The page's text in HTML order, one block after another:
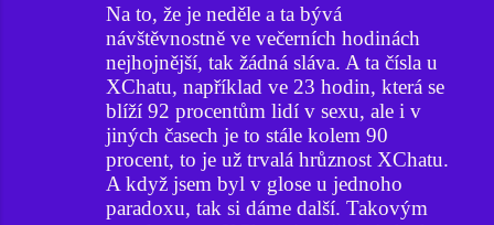
Na to, že je neděle a ta bývá
návštěvnostně ve večerních hodinách
nejhojnější, tak žádná sláva. A ta čísla u
XChatu, například ve 23 hodin, která se
blíží 92 procentům lidí v sexu, ale i v
jiných časech je to stále kolem 90
procent, to je už trvalá hrůznost XChatu.
A když jsem byl v glose u jednoho
paradoxu, tak si dáme další. Takovým